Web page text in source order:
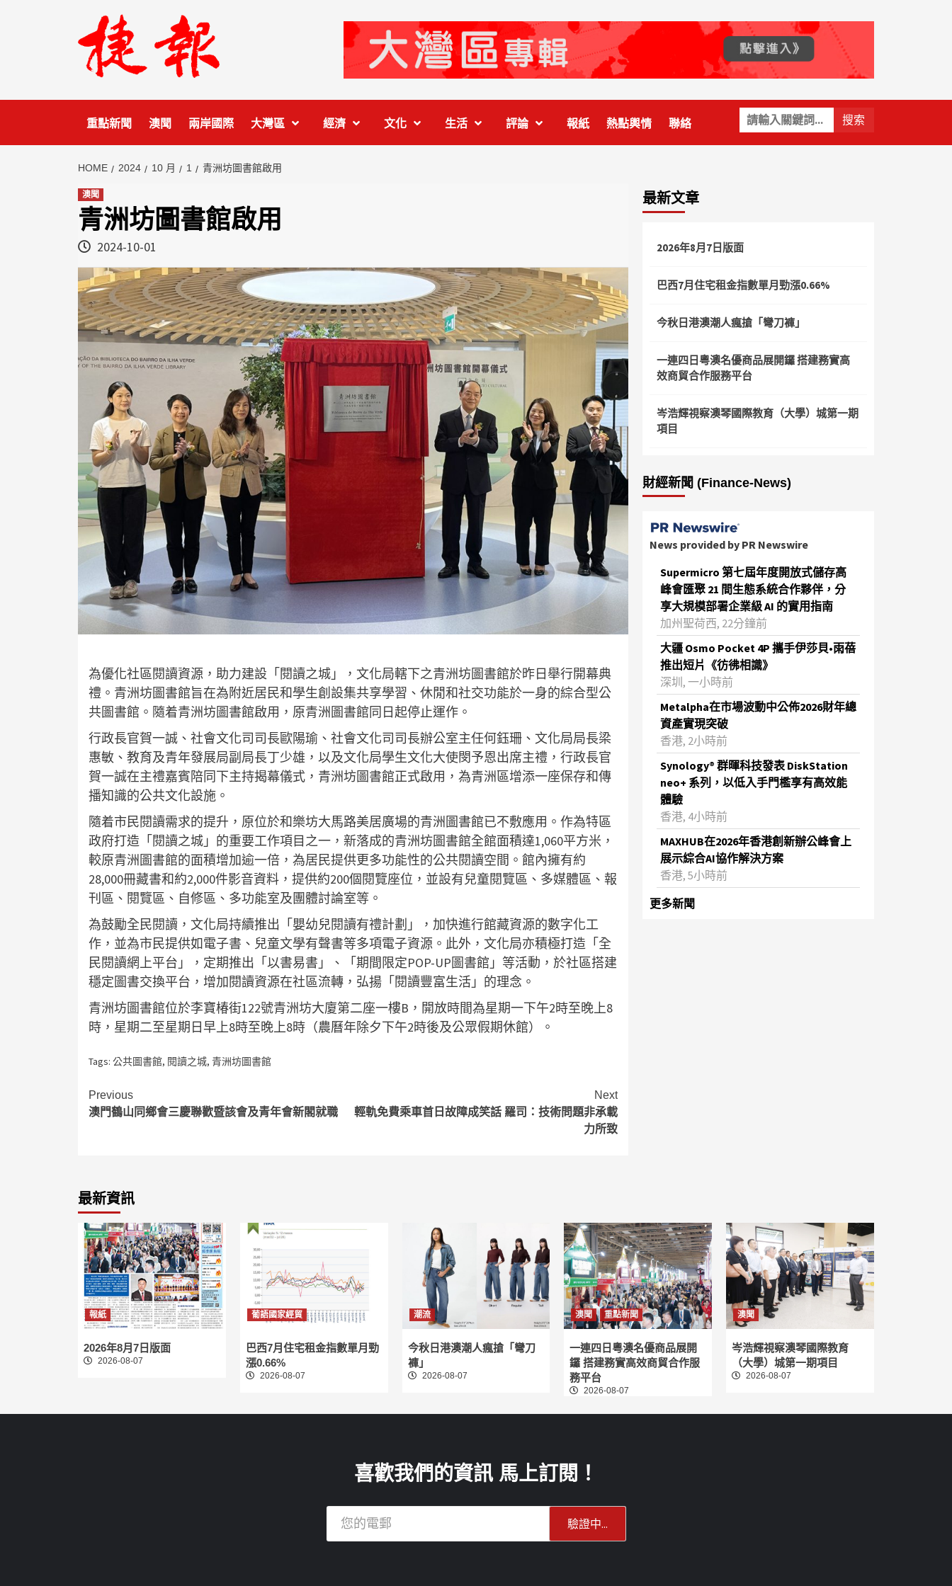
關
鍵
字:
重點新聞 澳聞 兩岸國際 大灣區 經濟 文化 生活 評論 報紙 熱點輿情 聯絡
HOME 2024 10 月 1 青洲坊圖書館啟用
澳聞
青洲坊圖書館啟用
2024-10-01
為優化社區閱讀資源，助力建設「閱讀之城」，文化局轄下之青洲坊圖書館於昨日舉行開幕典
禮。青洲坊圖書館旨在為附近居民和學生創設集共享學習、休閒和社交功能於一身的綜合型公
共圖書館。隨着青洲坊圖書館啟用，原青洲圖書館同日起停止運作。
行政長官賀一誠、社會文化司司長歐陽瑜、社會文化司司長辦公室主任何鈺珊、文化局局長梁
惠敏、教育及青年發展局副局長丁少雄，以及文化局學生文化大使閔予恩出席主禮，行政長官
賀一誠在主禮嘉賓陪同下主持揭幕儀式，青洲坊圖書館正式啟用，為青洲區增添一座保存和傳
播知識的公共文化設施。
隨着市民閱讀需求的提升，原位於和樂坊大馬路美居廣場的青洲圖書館已不敷應用。作為特區
政府打造「閱讀之城」的重要工作項目之一，新落成的青洲坊圖書館全館面積達1,060平方米，
較原青洲圖書館的面積增加逾一倍，為居民提供更多功能性的公共閱讀空間。館內擁有約
28,000冊藏書和約2,000件影音資料，提供約200個閱覽座位，並設有兒童閱覽區、多媒體區、報
刊區、閱覽區、自修區、多功能室及團體討論室等。
為鼓勵全民閱讀，文化局持續推出「嬰幼兒閱讀有禮計劃」，加快進行館藏資源的數字化工
作，並為市民提供如電子書、兒童文學有聲書等多項電子資源。此外，文化局亦積極打造「全
民閱讀網上平台」，定期推出「以書易書」、「期間限定POP-UP圖書館」等活動，於社區搭建
穩定圖書交換平台，增加閱讀資源在社區流轉，弘揚「閱讀豐富生活」的理念。
青洲坊圖書館位於李寶椿街122號青洲坊大廈第二座一樓B，開放時間為星期一下午2時至晚上8
時，星期二至星期日早上8時至晚上8時（農曆年除夕下午2時後及公眾假期休館）。
Tags: 公共圖書館, 閱讀之城, 青洲坊圖書館
Continue
Reading
Previous
澳門鶴山同鄉會三慶聯歡暨該會及青年會新閣就職
Next
輕軌免費乘車首日故障成笑話 羅司：技術問題非承載
力所致
最新文章
2026年8月7日版面
巴西7月住宅租金指數單月勁漲0.66%
今秋日港澳潮人瘋搶「彎刀褲」
一連四日粵澳名優商品展開鑼 搭建務實高
效商貿合作服務平台
岑浩輝視察澳琴國際教育（大學）城第一期
項目
財經新聞 (Finance-News)
News provided by PR Newswire
Supermicro 第七屆年度開放式儲存高
峰會匯聚 21 間生態系統合作夥伴，分
享大規模部署企業級 AI 的實用指南
加州聖荷西, 22分鐘前
大疆 Osmo Pocket 4P 攜手伊莎貝•雨蓓
推出短片《彷彿相識》
深圳, 一小時前
Metalpha在市場波動中公佈2026財年總
資產實現突破
‌香港, 2小時前
Synology® 群暉科技發表 DiskStation
neo+ 系列，以低入手門檻享有高效能
體驗
香港, 4小時前
MAXHUB在2026年香港創新辦公峰會上
展示綜合AI協作解決方案
香港, 5小時前
更多新聞
最新資訊
報紙
2026年8月7日版面
2026-08-07
葡語國家經貿
巴西7月住宅租金指數單月勁
漲0.66%
2026-08-07
潮流
今秋日港澳潮人瘋搶「彎刀
褲」
2026-08-07
澳聞 重點新聞
一連四日粵澳名優商品展開
鑼 搭建務實高效商貿合作服
務平台
2026-08-07
澳聞
岑浩輝視察澳琴國際教育
（大學）城第一期項目
2026-08-07
喜歡我們的資訊 馬上訂閱！